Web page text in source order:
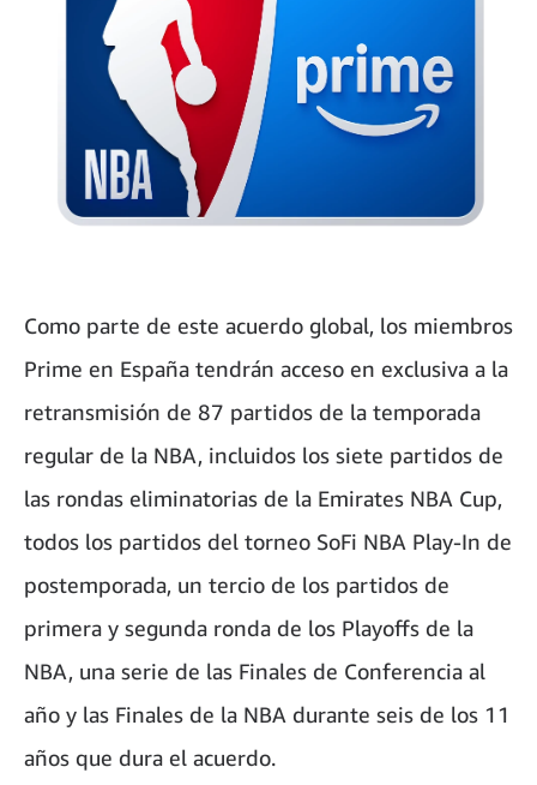
Como parte de este acuerdo global, los miembros
Prime en España tendrán acceso en exclusiva a la
retransmisión de 87 partidos de la temporada
regular de la NBA, incluidos los siete partidos de
las rondas eliminatorias de la Emirates NBA Cup,
todos los partidos del torneo SoFi NBA Play-In de
postemporada, un tercio de los partidos de
primera y segunda ronda de los Playoffs de la
NBA, una serie de las Finales de Conferencia al
año y las Finales de la NBA durante seis de los 11
años que dura el acuerdo.